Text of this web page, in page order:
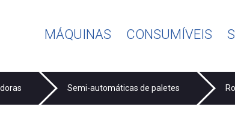
MÁQUINAS CONSUMÍVEIS
Semi-automáticas de paletes